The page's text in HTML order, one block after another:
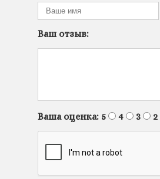
Ваш отзыв:
Ваша оценка: 5 4 3 2